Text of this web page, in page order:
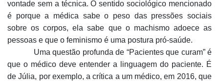
vontade sem a técnica. O sentido sociológico mencionado
é porque a médica sabe o peso das pressões sociais
sobre os corpos, ela sabe que o machismo adoece as
pessoas e que o feminismo é uma postura pró-saúde.
Uma questão profunda de “Pacientes que curam” é
que o médico deve entender a linguagem do paciente. É
de Júlia, por exemplo, a crítica a um médico, em 2016, que